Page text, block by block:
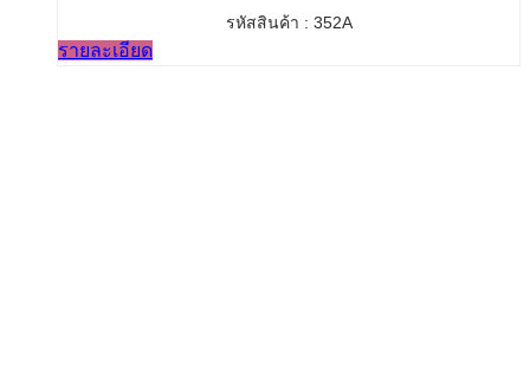
รหัสสินค้า : 352A
รายละเอียด